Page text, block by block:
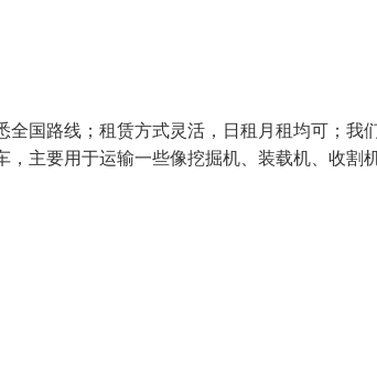
国路线；租赁方式灵活，日租月租均可；我
主要用于运输一些像挖掘机、装载机、收割